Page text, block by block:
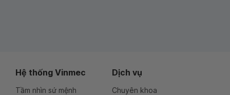
Hệ thống Vinmec
Tầm nhìn sứ mệnh
Dịch vụ
Chuyên khoa